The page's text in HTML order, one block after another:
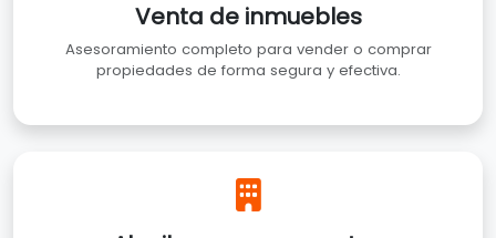
Venta de inmuebles
Asesoramiento completo para vender o comprar
propiedades de forma segura y efectiva.